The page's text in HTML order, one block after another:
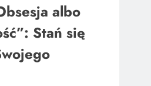
albo
Stań się